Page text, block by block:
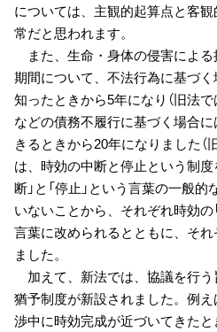
については、主観的起算点と客
常だと思われます。
また、生命・身体の侵害によ
期間について、不法行為に基づ
知ったときから5年になり（旧法
などの債務不履行に基づく場合
きるときから20年になりました（
は、時効の中断と停止という制度
断」と「停止」という言葉の一般
いないことから、それぞれ時効の
言葉に改められるとともに、そ
ました。
加えて、新法では、協議を行
猶予制度が新設されました。例
渉中に時効完成が近づいてきた